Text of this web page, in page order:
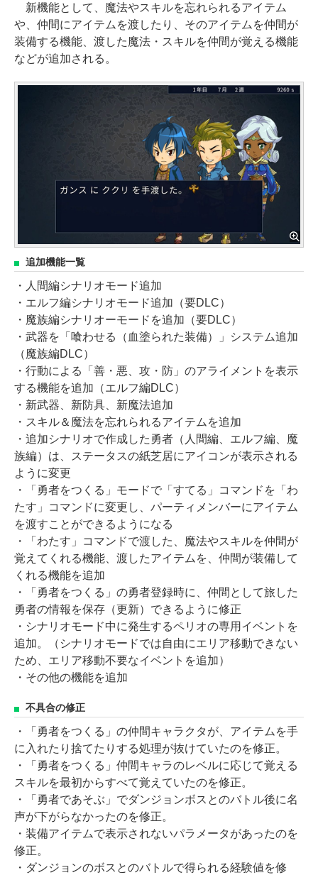
新機能として、魔法やスキルを忘れられるアイテム
や、仲間にアイテムを渡したり、そのアイテムを仲間が
装備する機能、渡した魔法・スキルを仲間が覚える機能
などが追加される。
追加機能一覧
・人間編シナリオモード追加
・エルフ編シナリオモード追加（要DLC）
・魔族編シナリオーモードを追加（要DLC）
・武器を「喰わせる（血塗られた装備）」システム追加
（魔族編DLC）
・行動による「善・悪、攻・防」のアライメントを表示
する機能を追加（エルフ編DLC）
・新武器、新防具、新魔法追加
・スキル＆魔法を忘れられるアイテムを追加
・追加シナリオで作成した勇者（人間編、エルフ編、魔
族編）は、ステータスの紙芝居にアイコンが表示される
ように変更
・「勇者をつくる」モードで「すてる」コマンドを「わ
たす」コマンドに変更し、パーティメンバーにアイテム
を渡すことができるようになる
・「わたす」コマンドで渡した、魔法やスキルを仲間が
覚えてくれる機能、渡したアイテムを、仲間が装備して
くれる機能を追加
・「勇者をつくる」の勇者登録時に、仲間として旅した
勇者の情報を保存（更新）できるように修正
・シナリオモード中に発生するペリオの専用イベントを
追加。（シナリオモードでは自由にエリア移動できない
ため、エリア移動不要なイベントを追加）
・その他の機能を追加
不具合の修正
・「勇者をつくる」の仲間キャラクタが、アイテムを手
に入れたり捨てたりする処理が抜けていたのを修正。
・「勇者をつくる」仲間キャラのレベルに応じて覚える
スキルを最初からすべて覚えていたのを修正。
・「勇者であそぶ」でダンジョンボスとのバトル後に名
声が下がらなかったのを修正。
・装備アイテムで表示されないパラメータがあったのを
修正。
・ダンジョンのボスとのバトルで得られる経験値を修